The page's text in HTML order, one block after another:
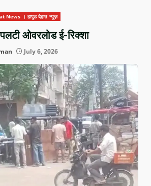
News । हापुड देहात न्यूज़
ओवरलोड ई-रिक्शा
July 6, 2026